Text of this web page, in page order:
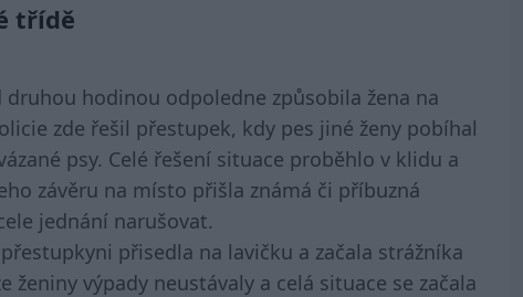
třídě
hodinou odpoledne způsobila žena na
zde řešil přestupek, kdy pes jiné ženy pobíhal
psy. Celé řešení situace proběhlo v klidu a
závěru na místo přišla známá či příbuzná
jednání narušovat.
přisedla na lavičku a začala strážníka
výpady neustávaly a celá situace se začala